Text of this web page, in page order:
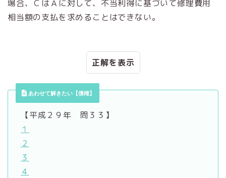
場合、ＣはＡに対して、不当利得に基づいて修理費用
相当額の支払を求めることはできない。
正解
あわせて解きたい【債権】
【平成２９年 問３３】
１
２
３
４